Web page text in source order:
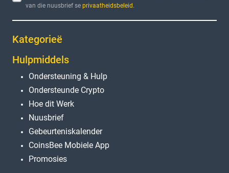
van die nuusbrief seprivaatheidsbeleid.
Kategorieë
Hulpmiddels
Ondersteuning & Hulp
Ondersteunde Crypto
Hoe dit Werk
Nuusbrief
Gebeurteniskalender
CoinsBee Mobiele App
Promosies